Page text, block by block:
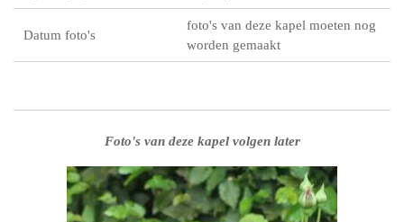
Datum foto's
foto's van deze kapel moeten nog
worden gemaakt
Foto's van deze kapel volgen later